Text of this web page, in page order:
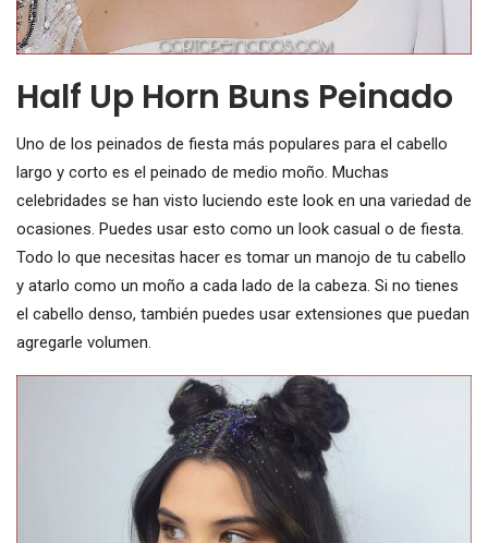
Half Up Horn Buns Peinado
Uno de los peinados de fiesta más populares para el cabello
largo y corto es el peinado de medio moño. Muchas
celebridades se han visto luciendo este look en una variedad de
ocasiones. Puedes usar esto como un look casual o de fiesta.
Todo lo que necesitas hacer es tomar un manojo de tu cabello
y atarlo como un moño a cada lado de la cabeza. Si no tienes
el cabello denso, también puedes usar extensiones que puedan
agregarle volumen.